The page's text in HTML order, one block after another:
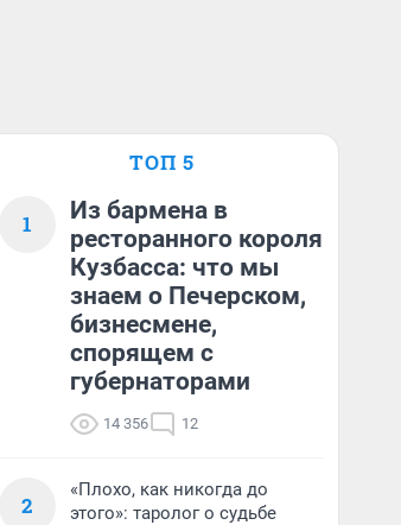
ТОП 5
1
Из бармена в
ресторанного короля
Кузбасса: что мы
знаем о Печерском,
бизнесмене,
спорящем с
губернаторами
14 356 12
2
«Плохо, как никогда до
этого»: таролог о судьбе